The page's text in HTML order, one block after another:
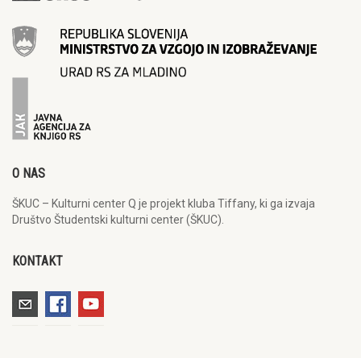
O NAS
ŠKUC – Kulturni center Q je projekt kluba Tiffany, ki ga izvaja
Društvo Študentski kulturni center (ŠKUC).
KONTAKT